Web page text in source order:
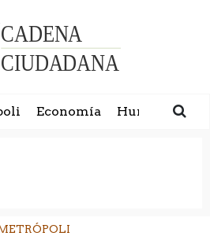
Economía Humanidad